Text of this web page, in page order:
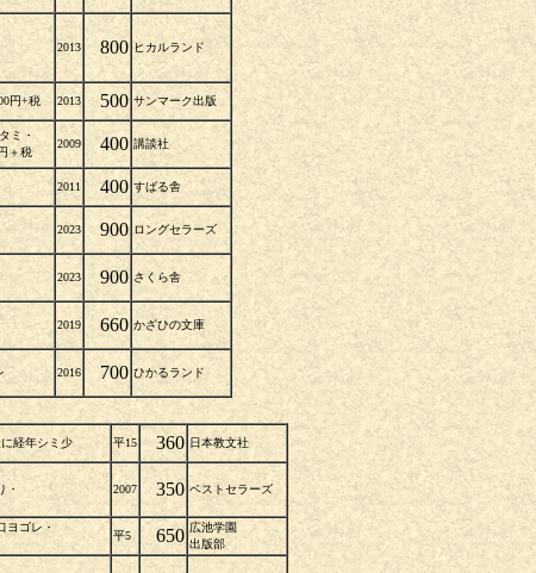
2013 800 ヒカルランド
円+税 2013 500 サンマーク出版
ミ・
＋税
2009 400 講談社
2011 400 すばる舎
2023 900 ロングセラーズ
2023 900 さくら舎
2019 660 かざひの文庫
2016 700 ひかるランド
経年シミ少 平15 360 日本教文社
・
2007 350 ベストセラーズ
ヨゴレ・
平5 650 広池学園
出版部